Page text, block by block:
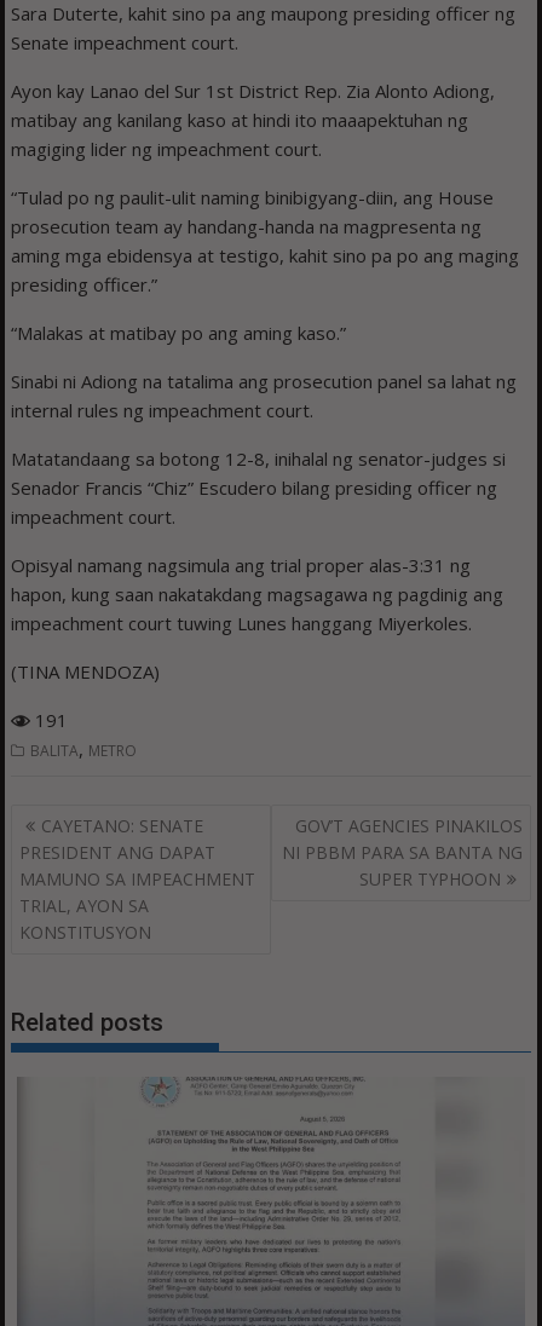
Sara Duterte, kahit sino pa ang maupong presiding officer ng
Senate impeachment court.
Ayon kay Lanao del Sur 1st District Rep. Zia Alonto Adiong,
matibay ang kanilang kaso at hindi ito maaapektuhan ng
magiging lider ng impeachment court.
“Tulad po ng paulit-ulit naming binibigyang-diin, ang House
prosecution team ay handang-handa na magpresenta ng
aming mga ebidensya at testigo, kahit sino pa po ang maging
presiding officer.”
“Malakas at matibay po ang aming kaso.”
Sinabi ni Adiong na tatalima ang prosecution panel sa lahat ng
internal rules ng impeachment court.
Matatandaang sa botong 12-8, inihalal ng senator-judges si
Senador Francis “Chiz” Escudero bilang presiding officer ng
impeachment court.
Opisyal namang nagsimula ang trial proper alas-3:31 ng
hapon, kung saan nakatakdang magsagawa ng pagdinig ang
impeachment court tuwing Lunes hanggang Miyerkoles.
(TINA MENDOZA)
191
BALITA, METRO
Post
navigation
CAYETANO: SENATE
PRESIDENT ANG DAPAT
MAMUNO SA IMPEACHMENT
TRIAL, AYON SA
KONSTITUSYON
GOV’T AGENCIES PINAKILOS
NI PBBM PARA SA BANTA NG
SUPER TYPHOON
Related posts